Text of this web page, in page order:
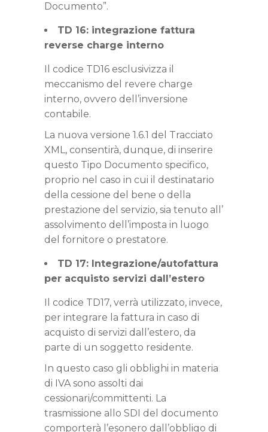
Documento”.
TD 16: integrazione fattura
reverse charge interno
Il codice TD16 esclusivizza il
meccanismo del revere charge
interno, ovvero dell’inversione
contabile.
La nuova versione 1.6.1 del Tracciato
XML, consentirà, dunque, di inserire
questo Tipo Documento specifico,
proprio nel caso in cui il destinatario
della cessione del bene o della
prestazione del servizio, sia tenuto all’
assolvimento dell’imposta in luogo
del fornitore o prestatore.
TD 17: Integrazione/autofattura
per acquisto servizi dall’estero
Il codice TD17, verrà utilizzato, invece,
per integrare la fattura in caso di
acquisto di servizi dall’estero, da
parte di un soggetto residente.
In questo caso gli obblighi in materia
di IVA sono assolti dai
cessionari/committenti. La
trasmissione allo SDI del documento
comporterà l’esonero dall’obbligo di